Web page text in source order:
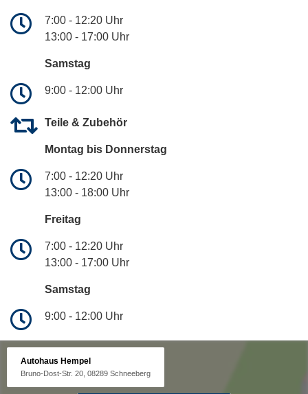
7:00 - 12:20 Uhr
13:00 - 17:00 Uhr
Samstag
9:00 - 12:00 Uhr
Teile & Zubehör
Montag bis Donnerstag
7:00 - 12:20 Uhr
13:00 - 18:00 Uhr
Freitag
7:00 - 12:20 Uhr
13:00 - 17:00 Uhr
Samstag
9:00 - 12:00 Uhr
Autohaus Hempel
Bruno-Dost-Str. 20, 08289 Schneeberg